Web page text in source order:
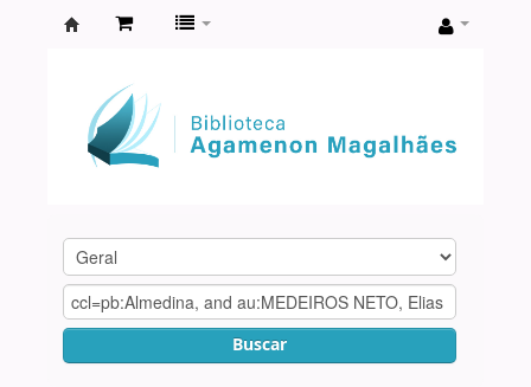
Agamenon
Magalhães
Buscar